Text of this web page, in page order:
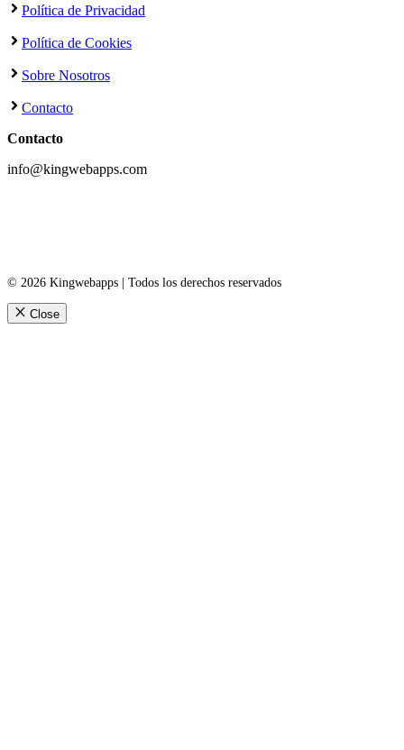
Política de Privacidad
Política de Cookies
Sobre Nosotros
Contacto
Contacto
info@kingwebapps.com
© 2026 Kingwebapps | Todos los derechos reservados
Close